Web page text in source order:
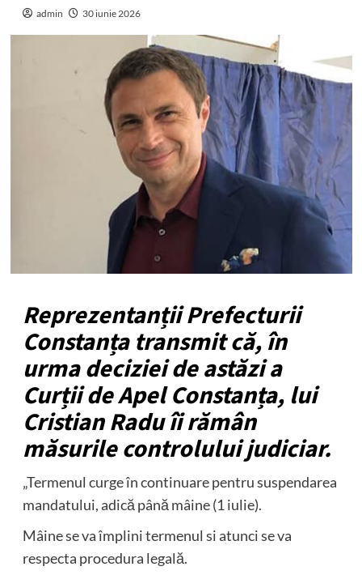
admin 30 iunie 2026
Reprezentanții Prefecturii
Constanța transmit că, în
urma deciziei de astăzi a
Curții de Apel Constanța, lui
Cristian Radu îi rămân
măsurile controlului judiciar.
„Termenul curge în continuare pentru suspendarea
mandatului, adică până mâine (1 iulie).
Mâine se va împlini termenul si atunci se va
respecta procedura legală.